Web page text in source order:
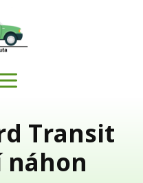
Transit